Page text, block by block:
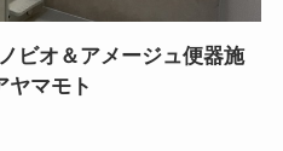
ビオ＆アメージュ便器施
ヤマモト